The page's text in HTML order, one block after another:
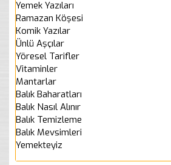
Yemek Yazıları
Ramazan Köşesi
Komik Yazılar
Ünlü Aşçılar
Yöresel Tarifler
Vitaminler
Mantarlar
Balık Baharatları
Balık Nasıl Alınır
Balık Temizleme
Balık Mevsimleri
Yemekteyiz